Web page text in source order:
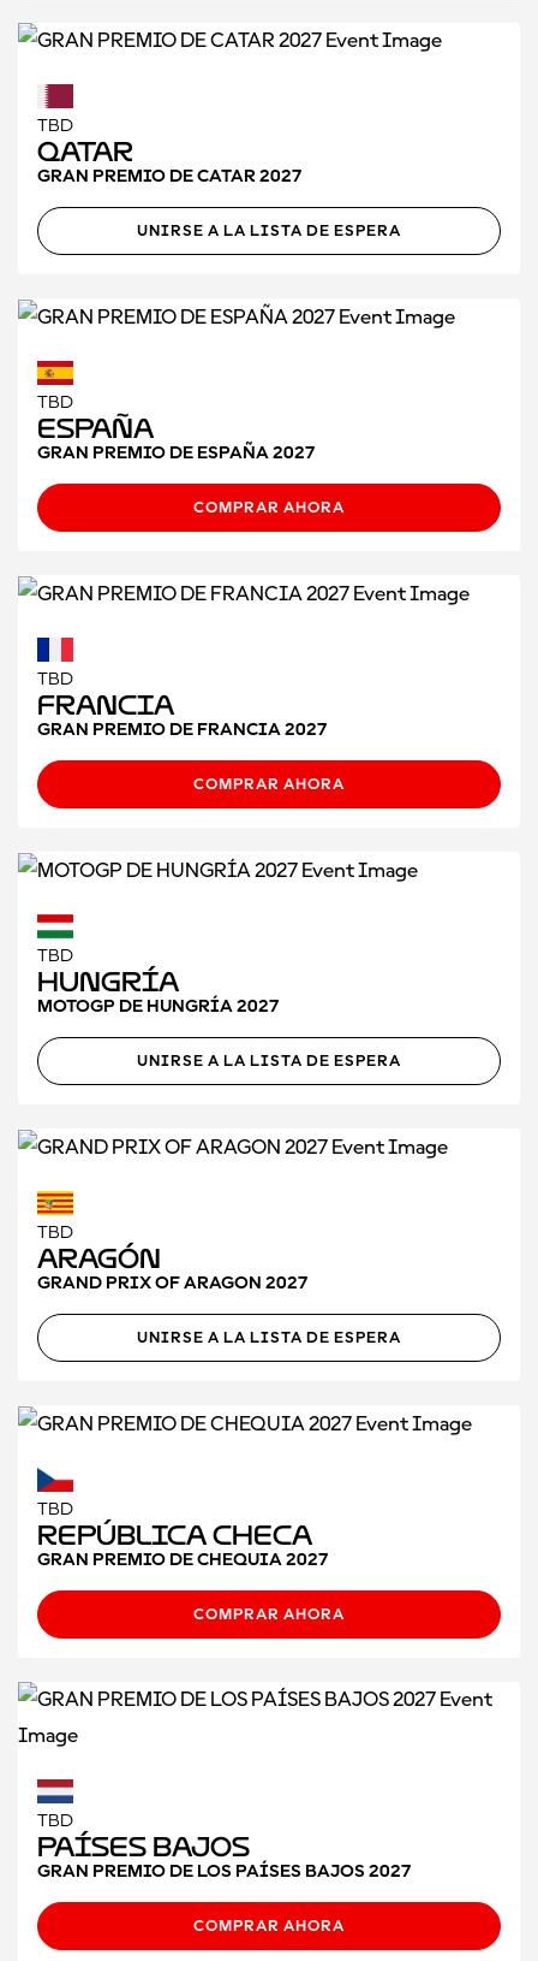
TBD
Qatar
GRAN PREMIO DE CATAR 2027
UNIRSE A LA LISTA DE ESPERA
TBD
España
GRAN PREMIO DE ESPAÑA 2027
COMPRAR AHORA
TBD
Francia
GRAN PREMIO DE FRANCIA 2027
COMPRAR AHORA
TBD
Hungría
MOTOGP DE HUNGRÍA 2027
UNIRSE A LA LISTA DE ESPERA
TBD
Aragón
GRAND PRIX OF ARAGON 2027
UNIRSE A LA LISTA DE ESPERA
TBD
República Checa
GRAN PREMIO DE CHEQUIA 2027
COMPRAR AHORA
TBD
Países Bajos
GRAN PREMIO DE LOS PAÍSES BAJOS 2027
COMPRAR AHORA